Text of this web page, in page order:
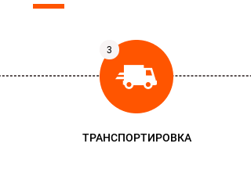
ТРАНСПОРТИРОВКА